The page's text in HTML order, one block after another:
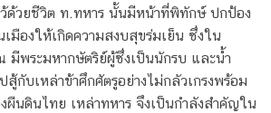
ด้วยชีวิต ท.ทหาร นั้นมีหน้าที่พิทักษ์ ปกป้อง
มืองให้เกิดความสงบสุขร่มเย็น ซึ่งใน
มีพระมหากษัตริย์ผู้ซึ่งเป็นนักรบ และน้ำ
สู้กับเหล่าข้าศึกศัตรูอย่างไม่กลัวเกรงพร้อม
นดินไทย เหล่าทหาร จึงเป็นกำลังสำคัญใน